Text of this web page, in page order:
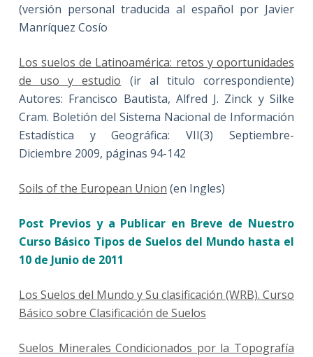
(versión personal traducida al español por Javier
Manríquez Cosío
Los suelos de Latinoamérica: retos y oportunidades
de uso y estudio (ir al titulo correspondiente)
Autores: Francisco Bautista, Alfred J. Zinck y Silke
Cram. Boletión del Sistema Nacional de Información
Estadística y Geográfica: VII(3) Septiembre-
Diciembre 2009, páginas 94-142
Soils of the European Union (en Ingles)
Post Previos y a Publicar en Breve de Nuestro
Curso Básico Tipos de Suelos del Mundo hasta el
10 de Junio de 2011
Los Suelos del Mundo y Su clasificación (WRB). Curso
Básico sobre Clasificación de Suelos
Suelos Minerales Condicionados por la Topografía